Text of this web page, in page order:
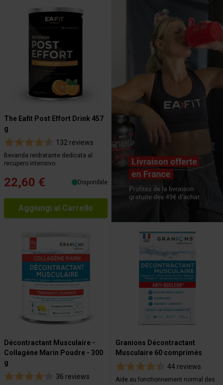
The Eafit Post Effort Drink 457
g
132 reviews
Bevanda reidratante dedicata al
recupero intensivo
22,60 € Disponibile
Aggiungi al Carrello
Décontractant Musculaire -
Collagène Marin Poudre - 300
g
36 reviews
Granions Décontractant
Musculaire 60 comprimés
44 reviews
Aide au fonctionnement normal des